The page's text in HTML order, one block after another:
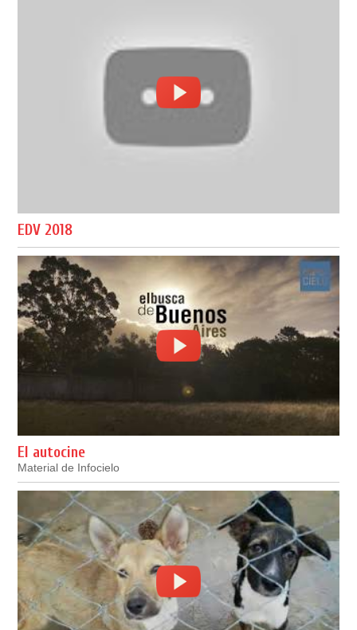
EDV 2018
El autocine
Material de Infocielo